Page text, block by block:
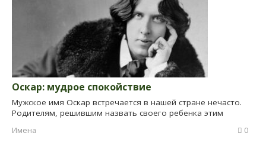
Оскар: мудрое спокойствие
Мужское имя Оскар встречается в нашей стране нечасто.
Родителям, решившим назвать своего ребенка этим
Имена
0